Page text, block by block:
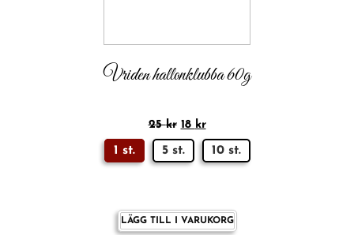
Vriden hallonklubba 60g
25kr 18 kr
1 st. 5 st. 10 st.
LÄGG TILL I VARUKORG